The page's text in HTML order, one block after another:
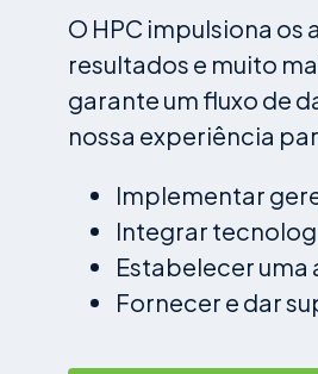
O HPC impulsiona
resultados e muito
garante um fluxo de
nossa experiência
Implementar
Integrar
Estabelecer
Fornecer e dar